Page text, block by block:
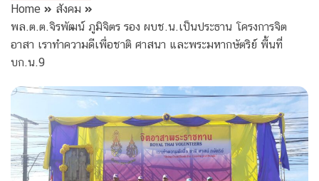
Home
สังคม
พล.ต.ต.จิรพัฒน์ ภูมิจิตร รอง ผบช.น.เป็นประธาน โครงการจิต
อาสา เราทำความดีเพื่อชาติ ศาสนา และพระมหากษัตริย์ พื้นที่
บก.น.9